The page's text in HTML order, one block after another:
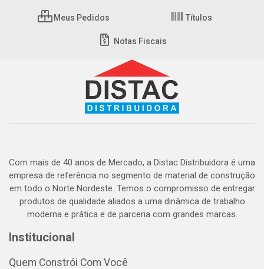
Meus Pedidos Títulos
Notas Fiscais
Com mais de 40 anos de Mercado, a Distac Distribuidora é uma
empresa de referência no segmento de material de construção
em todo o Norte Nordeste. Temos o compromisso de entregar
produtos de qualidade aliados a uma dinâmica de trabalho
moderna e prática e de parceria com grandes marcas.
Institucional
Quem Constrói Com Você